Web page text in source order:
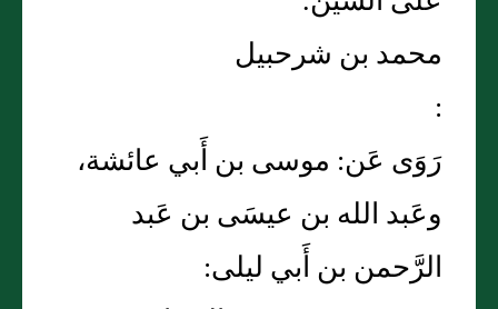
محمد بن شرحبيل
:
رَوَى عَن: موسى بن أَبي عائشة،
وعَبد الله بن عيسَى بن عَبد
الرَّحمن بن أَبي ليلى: